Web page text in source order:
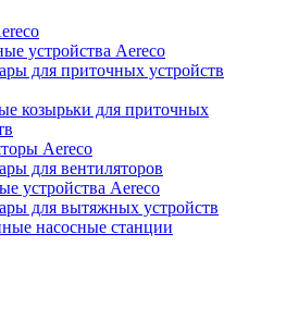
устройства Aereco
для приточных устройств
козырьки для приточных
Aereco
для вентиляторов
устройства Aereco
для вытяжных устройств
насосные станции